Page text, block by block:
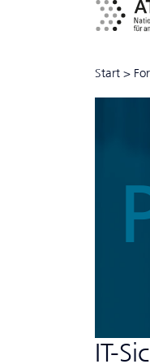
Start >
IT-